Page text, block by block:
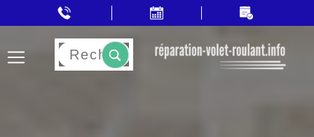
Rechercher